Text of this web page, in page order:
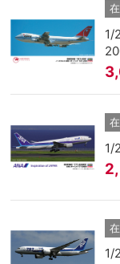
1/
1/
1/